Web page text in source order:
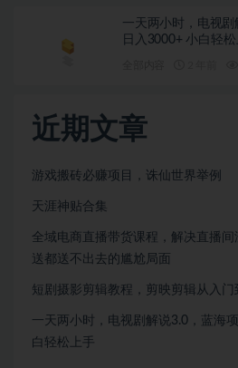
一天两小时，电视
日入3000+ 小白轻松
近期文章
游戏搬砖必赚项目，诛仙世界举例
天涯神贴合集
全域电商直播带货课程，解决直播
送都送不出去的尴尬局面
短剧摄影剪辑教程，剪映剪辑从入门
一天两小时，电视剧解说3.0，蓝海
白轻松上手